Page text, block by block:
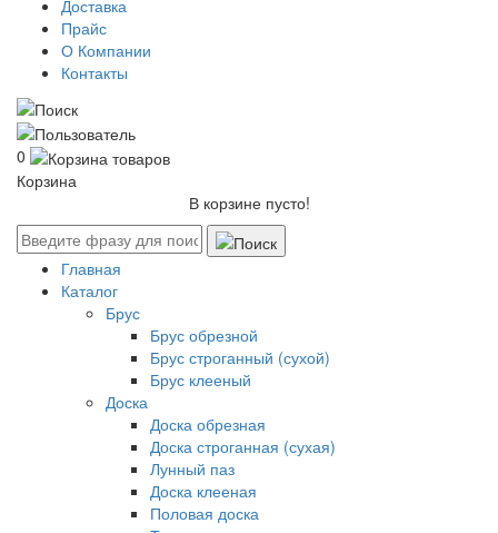
Доставка
Прайс
О Компании
Контакты
0
Корзина
В корзине пусто!
Главная
Каталог
Брус
Брус обрезной
Брус строганный (сухой)
Брус клееный
Доска
Доска обрезная
Доска строганная (сухая)
Лунный паз
Доска клееная
Половая доска